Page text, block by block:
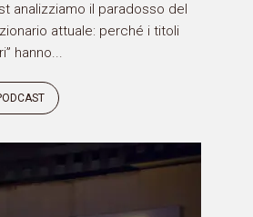
analizziamo il paradosso del
attuale: perché i titoli
hanno...